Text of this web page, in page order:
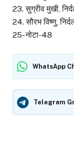
23. सुग्रीव मुखी,
24. सौरभ विष्णु,
25- नोटा-48
WhatsApp
Telegram